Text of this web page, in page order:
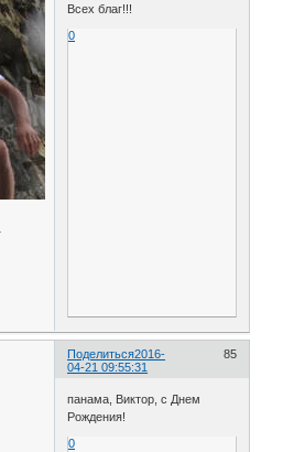
Всех благ!!!
0
Поделиться 85
2016-
04-21 09:55:31
панама, Виктор, с Днем
Рождения!
0